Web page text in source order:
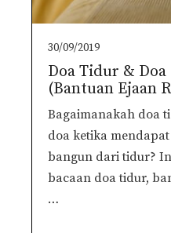
30/09/2019
Doa Tidur &
(Bantuan Ejaan
Bagaimanakah doa
doa ketika
bangun dari tidur?
bacaan doa tidur,
…